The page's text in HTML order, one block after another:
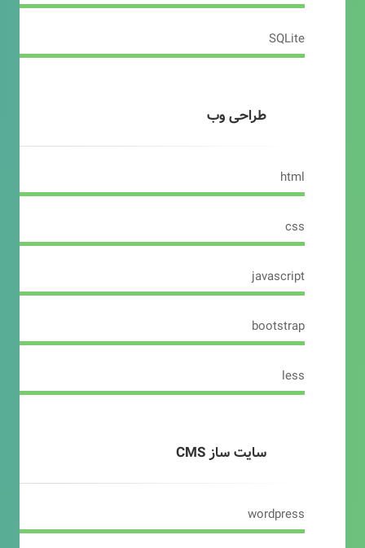
SQLite
طراحی وب
html
css
javascript
bootstrap
less
سایت ساز CMS
wordpress